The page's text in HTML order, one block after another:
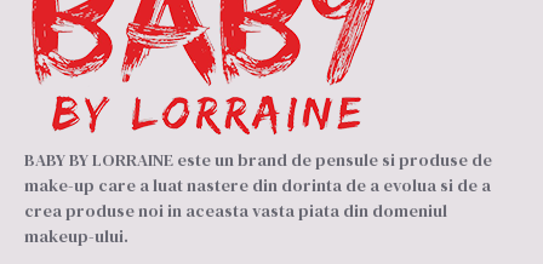
BABY BY LORRAINE este un brand de pensule si produse de
make-up care a luat nastere din dorinta de a evolua si de a
crea produse noi in aceasta vasta piata din domeniul
makeup-ului.